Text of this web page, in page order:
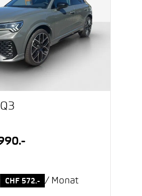
CHF 572.- / Monat